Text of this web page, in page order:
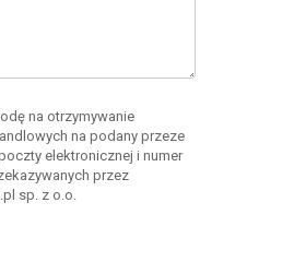
na otrzymywanie
na podany przeze
elektronicznej i numer
przez
sp. z o.o.